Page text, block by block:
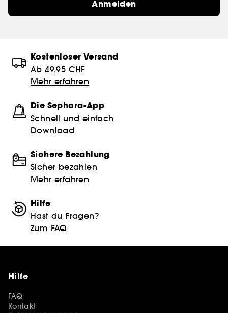
Anmelden
Kostenloser Versand
Ab 49,95 CHF
Mehr erfahren
Die Sephora-App
Schnell und einfach
Download
Sichere Bezahlung
Sicher bezahlen
Mehr erfahren
Hilfe
Hast du Fragen?
Zum FAQ
Hilfe
FAQ
Kontakt